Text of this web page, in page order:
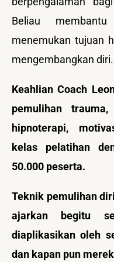
Beliau
menemukan tujuan
mengembangkan diri.
Keahlian Coach
pemulihan
hipnoterapi,
kelas pelatihan
50.000 peserta.
Teknik pemulihan
ajarkan begitu
diaplikasikan oleh
dan kapan pun